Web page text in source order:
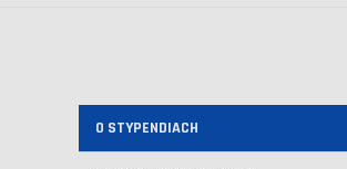
O STYPENDIACH